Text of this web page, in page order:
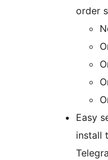
order
Easy
install